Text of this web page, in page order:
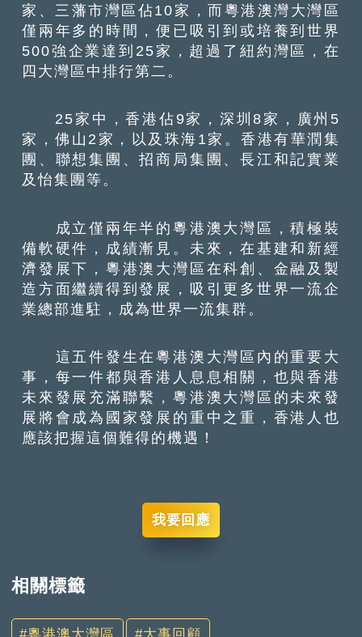
家、三藩市灣區佔10家，而粵港澳灣大灣區
僅兩年多的時間，便已吸引到或培養到世界
500強企業達到25家，超過了紐約灣區，在
四大灣區中排行第二。
25家中，香港佔9家，深圳8家，廣州5
家，佛山2家，以及珠海1家。香港有華潤集
團、聯想集團、招商局集團、長江和記實業
及怡集團等。
成立僅兩年半的粵港澳大灣區，積極裝
備軟硬件，成績漸見。未來，在基建和新經
濟發展下，粵港澳大灣區在科創、金融及製
造方面繼續得到發展，吸引更多世界一流企
業總部進駐，成為世界一流集群。
這五件發生在粵港澳大灣區內的重要大
事，每一件都與香港人息息相關，也與香港
未來發展充滿聯繫，粵港澳大灣區的未來發
展將會成為國家發展的重中之重，香港人也
應該把握這個難得的機遇！
我要回應
相關標籤